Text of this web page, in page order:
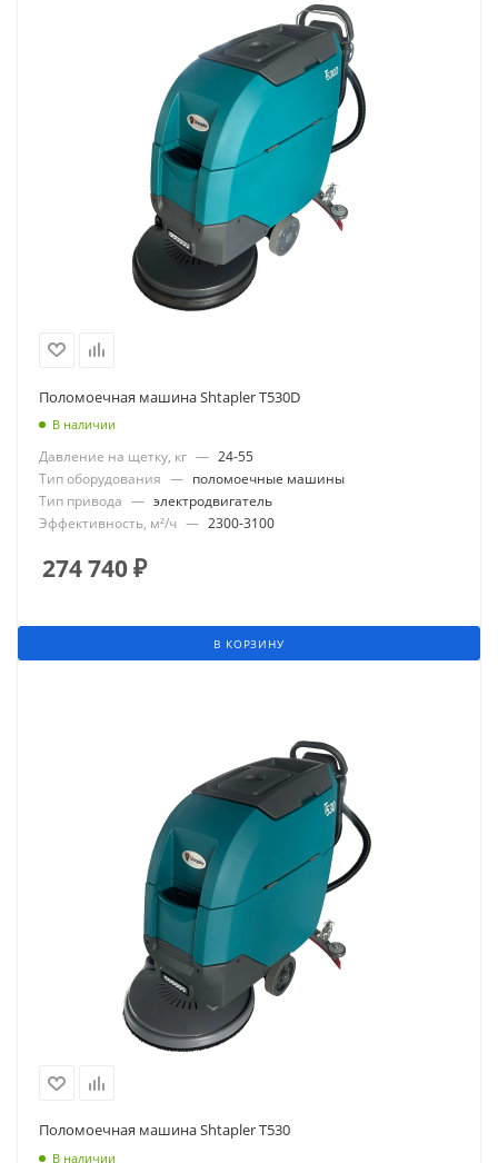
Поломоечная машина Shtapler T530D
В наличии
Давление на щетку, кг — 24-55
Тип оборудования — поломоечные машины
Тип привода — электродвигатель
Эффективность, м²/ч — 2300-3100
274 740₽
В КОРЗИНУ
Поломоечная машина Shtapler T530
В наличии